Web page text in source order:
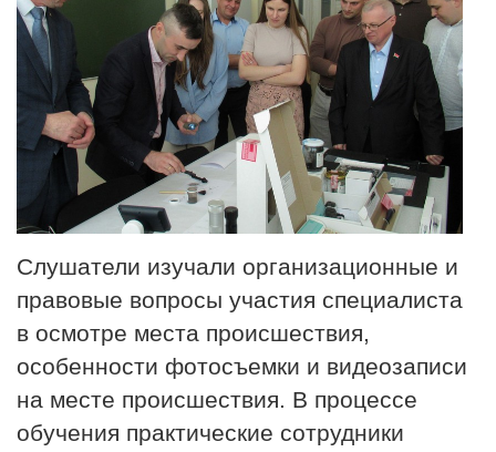
Слушатели изучали организационные и
правовые вопросы участия специалиста
в осмотре места происшествия,
особенности фотосъемки и видеозаписи
на месте происшествия. В процессе
обучения практические сотрудники